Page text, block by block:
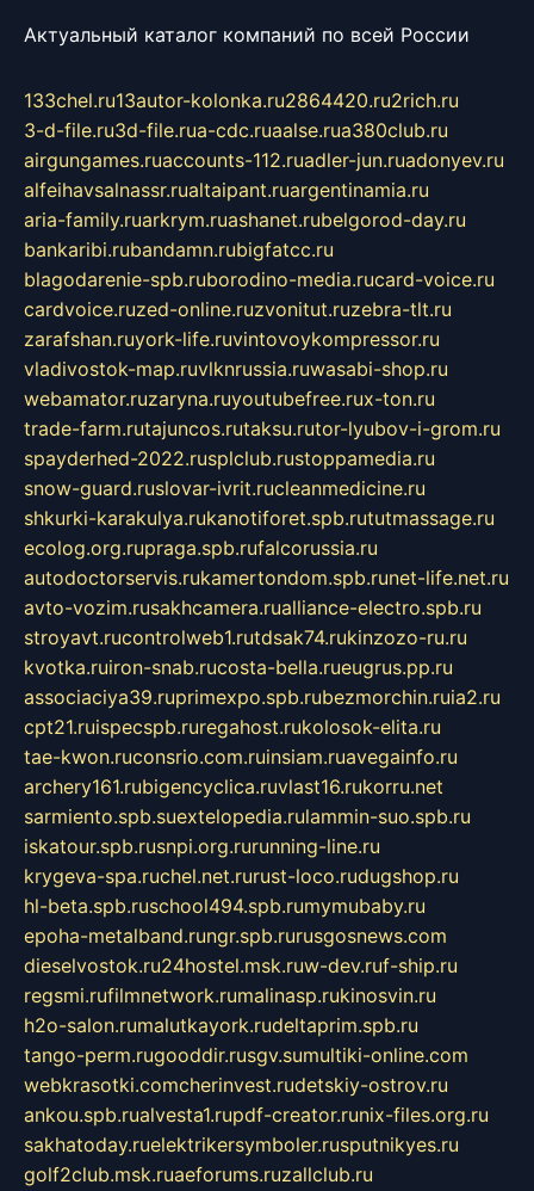
Актуальный каталог компаний по всей России
133chel.ru13autor-kolonka.ru2864420.ru2rich.ru
3-d-file.ru3d-file.rua-cdc.ruaalse.rua380club.ru
airgungames.ruaccounts-112.ruadler-jun.ruadonyev.ru
alfeihavsalnassr.rualtaipant.ruargentinamia.ru
aria-family.ruarkrym.ruashanet.rubelgorod-day.ru
bankaribi.rubandamn.rubigfatcc.ru
blagodarenie-spb.ruborodino-media.rucard-voice.ru
cardvoice.ruzed-online.ruzvonitut.ruzebra-tlt.ru
zarafshan.ruyork-life.ruvintovoykompressor.ru
vladivostok-map.ruvlknrussia.ruwasabi-shop.ru
webamator.ruzaryna.ruyoutubefree.rux-ton.ru
trade-farm.rutajuncos.rutaksu.rutor-lyubov-i-grom.ru
spayderhed-2022.rusplclub.rustoppamedia.ru
snow-guard.ruslovar-ivrit.rucleanmedicine.ru
shkurki-karakulya.rukanotiforet.spb.rututmassage.ru
ecolog.org.rupraga.spb.rufalcorussia.ru
autodoctorservis.rukamertondom.spb.runet-life.net.ru
avto-vozim.rusakhcamera.rualliance-electro.spb.ru
stroyavt.rucontrolweb1.rutdsak74.rukinzozo-ru.ru
kvotka.ruiron-snab.rucosta-bella.rueugrus.pp.ru
associaciya39.ruprimexpo.spb.rubezmorchin.ruia2.ru
cpt21.ruispecspb.ruregahost.rukolosok-elita.ru
tae-kwon.ruconsrio.com.ruinsiam.ruavegainfo.ru
archery161.rubigencyclica.ruvlast16.rukorru.net
sarmiento.spb.suextelopedia.rulammin-suo.spb.ru
iskatour.spb.rusnpi.org.rurunning-line.ru
krygeva-spa.ruchel.net.rurust-loco.rudugshop.ru
hl-beta.spb.ruschool494.spb.rumymubaby.ru
epoha-metalband.rungr.spb.rurusgosnews.com
dieselvostok.ru24hostel.msk.ruw-dev.ruf-ship.ru
regsmi.rufilmnetwork.rumalinasp.rukinosvin.ru
h2o-salon.rumalutkayork.rudeltaprim.spb.ru
tango-perm.rugooddir.rusgv.sumultiki-online.com
webkrasotki.comcherinvest.rudetskiy-ostrov.ru
ankou.spb.rualvesta1.rupdf-creator.runix-files.org.ru
sakhatoday.ruelektrikersymboler.rusputnikyes.ru
golf2club.msk.ruaeforums.ruzallclub.ru